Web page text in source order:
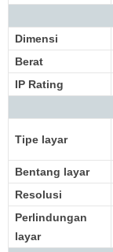
Dimensi
Berat
IP Rating
Tipe layar
Bentang layar
Resolusi
Perlindungan
layar